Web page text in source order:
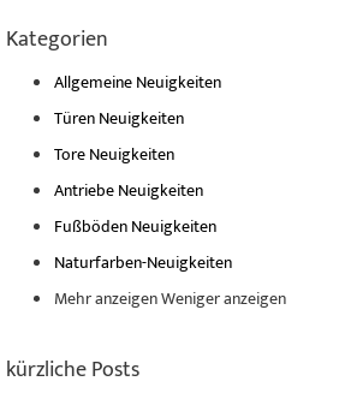
Kategorien
Allgemeine Neuigkeiten
Türen Neuigkeiten
Tore Neuigkeiten
Antriebe Neuigkeiten
Fußböden Neuigkeiten
Naturfarben-Neuigkeiten
Mehr anzeigenWeniger anzeigen
kürzliche Posts